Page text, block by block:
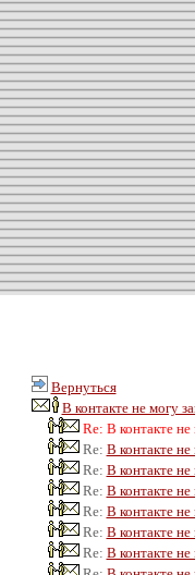
Вернуться
В контакте не могу
Re: В контакте
Re: В контакте не
Re: В контакте не
Re: В контакте не
Re: В контакте не
Re: В контакте не
Re: В контакте не